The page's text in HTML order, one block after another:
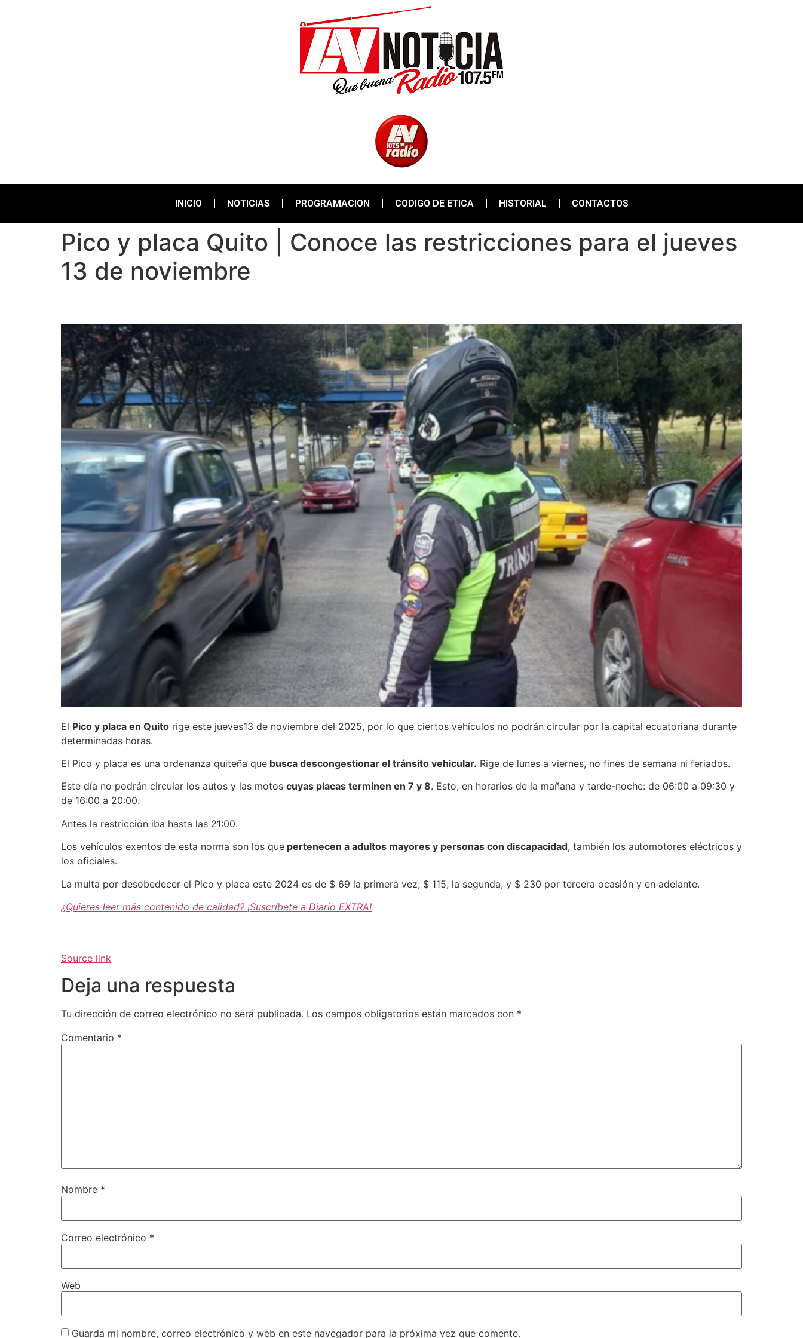
INICIO NOTICIAS PROGRAMACION CODIGO DE ETICA HISTORIAL CONTACTOS
Pico y placa Quito | Conoce las restricciones para el jueves
13 de noviembre
El Pico y placa en Quito rige este jueves13 de noviembre del 2025, por lo que ciertos vehículos no podrán circular por la capital ecuatoriana durante
determinadas horas.
El Pico y placa es una ordenanza quiteña que busca descongestionar el tránsito vehicular. Rige de lunes a viernes, no fines de semana ni feriados.
Este día no podrán circular los autos y las motos cuyas placas terminen en 7 y 8. Esto, en horarios de la mañana y tarde-noche: de 06:00 a 09:30 y
de 16:00 a 20:00.
Antes la restricción iba hasta las 21:00.
Los vehículos exentos de esta norma son los que pertenecen a adultos mayores y personas con discapacidad, también los automotores eléctricos y
los oficiales.
La multa por desobedecer el Pico y placa este 2024 es de $ 69 la primera vez; $ 115, la segunda; y $ 230 por tercera ocasión y en adelante.
¿Quieres leer más contenido de calidad? ¡Suscríbete a Diario EXTRA!
Source link
Deja una respuesta
Tu dirección de correo electrónico no será publicada. Los campos obligatorios están marcados con *
Comentario *
Nombre *
Correo electrónico *
Web
Guarda mi nombre, correo electrónico y web en este navegador para la próxima vez que comente.